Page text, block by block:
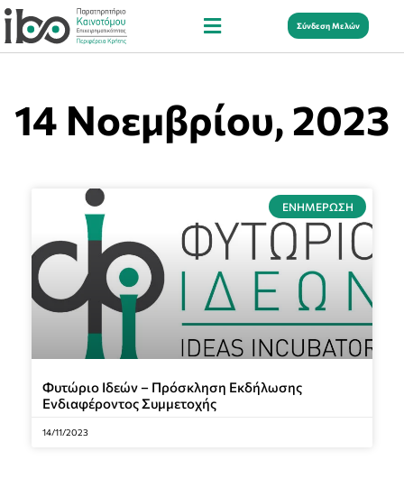
Σύνδεση Μελών
14 Νοεμβρίου, 2023
ΕΝΗΜΈΡΩΣΗ
Φυτώριο Ιδεών – Πρόσκληση Εκδήλωσης
Ενδιαφέροντος Συμμετοχής
14/11/2023